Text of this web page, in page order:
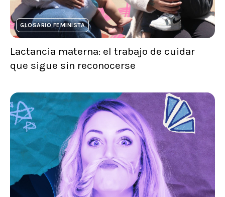
GLOSARIO FEMINISTA
Lactancia materna: el trabajo de cuidar
que sigue sin reconocerse